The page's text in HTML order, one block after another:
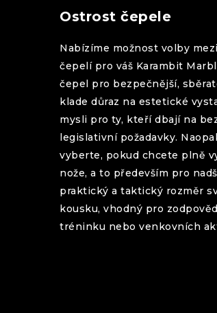
Ostrost čepele
Nabízíme možnost volby
čepelí pro váš Karambit
čepel pro bezpečnější,
klade důraz na estetické
mysli pro ty, kteří dbají na
legislativní požadavky.
vyberte, pokud chcete plně
nože, a to především pro
praktický a taktický rozměr
kousku, vhodný pro
tréninku nebo venkovních